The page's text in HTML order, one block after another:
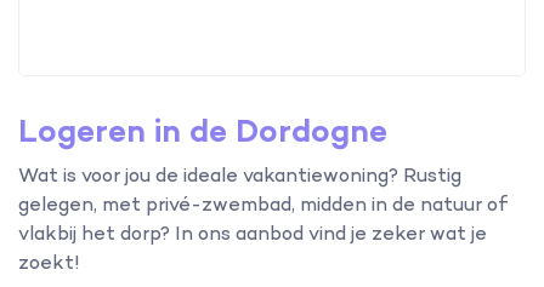
Logeren in de Dordogne
Wat is voor jou de ideale vakantiewoning? Rustig
gelegen, met privé-zwembad, midden in de natuur of
vlakbij het dorp? In ons aanbod vind je zeker wat je
zoekt!